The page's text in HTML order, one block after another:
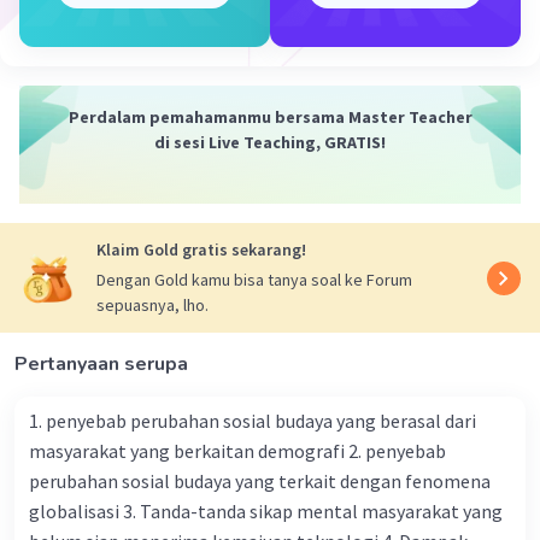
Iklan
Perdalam pemahamanmu bersama Master Teacher
di sesi Live Teaching, GRATIS!
Klaim Gold gratis sekarang!
Dengan Gold kamu bisa tanya soal ke Forum
sepuasnya, lho.
Pertanyaan serupa
1. penyebab perubahan sosial budaya yang berasal dari
masyarakat yang berkaitan demografi 2. penyebab
perubahan sosial budaya yang terkait dengan fenomena
globalisasi 3. Tanda-tanda sikap mental masyarakat yang